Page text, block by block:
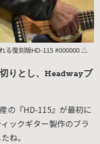
る復刻版HD-115 #000000 △
りとし、Headwayブ
の『HD-115』が最初に
ックギター製作のブラ
ね。